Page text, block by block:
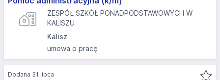
ZESPÓŁ SZKÓŁ PONADPODSTAWOWYCH W
KALISZU
Kalisz
umowa o pracę
Dodana 31 lipca